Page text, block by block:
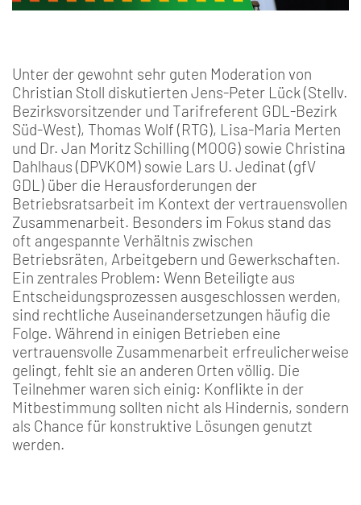
Unter der gewohnt sehr guten Moderation von
Christian Stoll diskutierten Jens-Peter Lück (Stellv.
Bezirksvorsitzender und Tarifreferent GDL-Bezirk
Süd-West), Thomas Wolf (RTG), Lisa-Maria Merten
und Dr. Jan Moritz Schilling (MOOG) sowie Christina
Dahlhaus (DPVKOM) sowie Lars U. Jedinat (gfV
GDL) über die Herausforderungen der
Betriebsratsarbeit im Kontext der vertrauensvollen
Zusammenarbeit. Besonders im Fokus stand das
oft angespannte Verhältnis zwischen
Betriebsräten, Arbeitgebern und Gewerkschaften.
Ein zentrales Problem: Wenn Beteiligte aus
Entscheidungsprozessen ausgeschlossen werden,
sind rechtliche Auseinandersetzungen häufig die
Folge. Während in einigen Betrieben eine
vertrauensvolle Zusammenarbeit erfreulicherweise
gelingt, fehlt sie an anderen Orten völlig. Die
Teilnehmer waren sich einig: Konflikte in der
Mitbestimmung sollten nicht als Hindernis, sondern
als Chance für konstruktive Lösungen genutzt
werden.